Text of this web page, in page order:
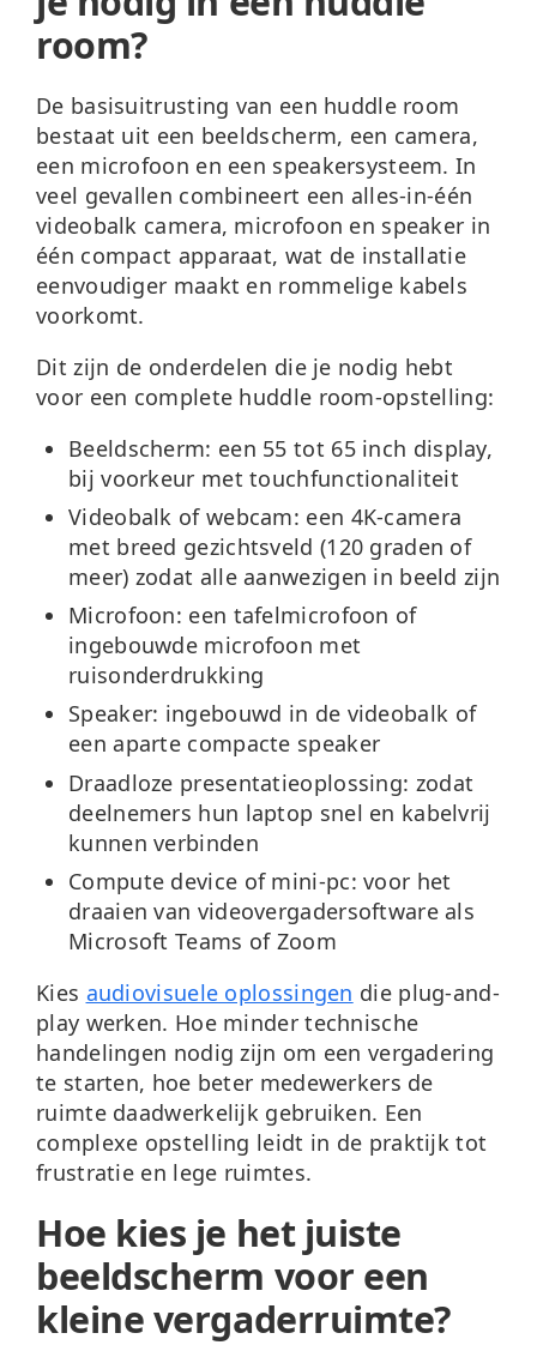
room?
De basisuitrusting van een huddle room
bestaat uit een beeldscherm, een camera,
een microfoon en een speakersysteem. In
veel gevallen combineert een alles-in-één
videobalk camera, microfoon en speaker in
één compact apparaat, wat de installatie
eenvoudiger maakt en rommelige kabels
voorkomt.
Dit zijn de onderdelen die je nodig hebt
voor een complete huddle room-opstelling:
Beeldscherm: een 55 tot 65 inch display,
bij voorkeur met touchfunctionaliteit
Videobalk of webcam: een 4K-camera
met breed gezichtsveld (120 graden of
meer) zodat alle aanwezigen in beeld zijn
Microfoon: een tafelmicrofoon of
ingebouwde microfoon met
ruisonderdrukking
Speaker: ingebouwd in de videobalk of
een aparte compacte speaker
Draadloze presentatieoplossing: zodat
deelnemers hun laptop snel en kabelvrij
kunnen verbinden
Compute device of mini-pc: voor het
draaien van videovergadersoftware als
Microsoft Teams of Zoom
Kies audiovisuele oplossingen die plug-and-
play werken. Hoe minder technische
handelingen nodig zijn om een vergadering
te starten, hoe beter medewerkers de
ruimte daadwerkelijk gebruiken. Een
complexe opstelling leidt in de praktijk tot
frustratie en lege ruimtes.
Hoe kies je het juiste
beeldscherm voor een
kleine vergaderruimte?